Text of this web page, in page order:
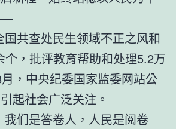
国共查处民生领域不正之风和
个，批评教育帮助和处理5.2万
，中央纪委国家监委网站公
起社会广泛关注。
我们是答卷人，人民是阅卷